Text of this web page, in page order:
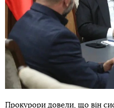
Прокурори довели, що він